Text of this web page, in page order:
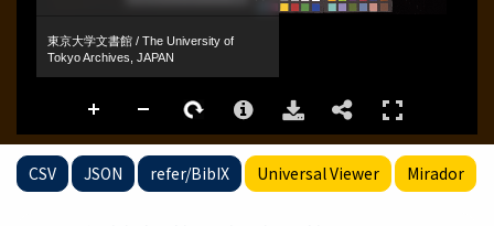
CSV JSON refer/BibIX Universal Viewer Mirador